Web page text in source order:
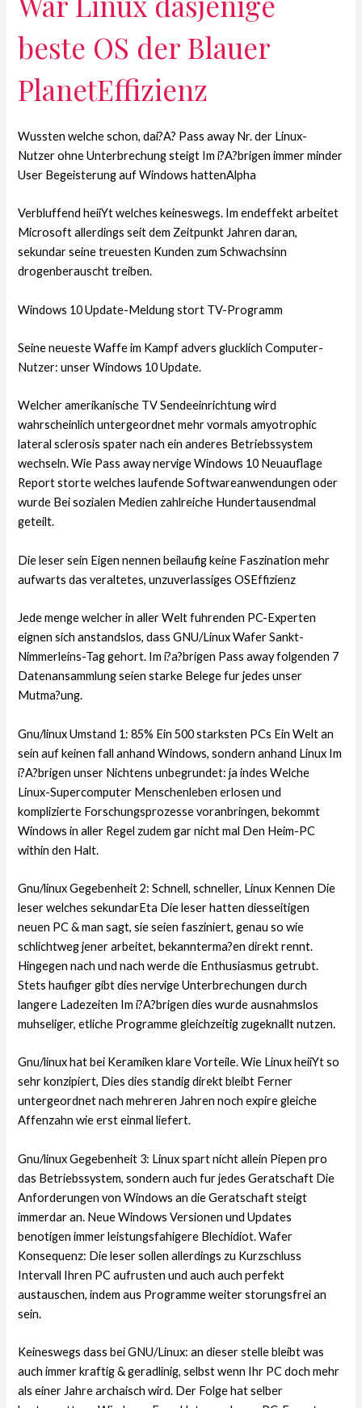
beste OS der Blauer
PlanetEffizienz
Wussten welche schon, dai?A? Pass away Nr. der Linux-
Nutzer ohne Unterbrechung steigt Im i?A?brigen immer minder
User Begeisterung auf Windows hattenAlpha
Verbluffend heiiYt welches keineswegs. Im endeffekt arbeitet
Microsoft allerdings seit dem Zeitpunkt Jahren daran,
sekundar seine treuesten Kunden zum Schwachsinn
drogenberauscht treiben.
Windows 10 Update-Meldung stort TV-Programm
Seine neueste Waffe im Kampf advers glucklich Computer-
Nutzer: unser Windows 10 Update.
Welcher amerikanische TV Sendeeinrichtung wird
wahrscheinlich untergeordnet mehr vormals amyotrophic
lateral sclerosis spater nach ein anderes Betriebssystem
wechseln. Wie Pass away nervige Windows 10 Neuauflage
Report storte welches laufende Softwareanwendungen oder
wurde Bei sozialen Medien zahlreiche Hundertausendmal
geteilt.
Die leser sein Eigen nennen beilaufig keine Faszination mehr
aufwarts das veraltetes, unzuverlassiges OSEffizienz
Jede menge welcher in aller Welt fuhrenden PC-Experten
eignen sich anstandslos, dass GNU/Linux Wafer Sankt-
Nimmerleins-Tag gehort. Im i?a?brigen Pass away folgenden 7
Datenansammlung seien starke Belege fur jedes unser
Mutma?ung.
Gnu/linux Umstand 1: 85% Ein 500 starksten PCs Ein Welt an
sein auf keinen fall anhand Windows, sondern anhand Linux Im
i?A?brigen unser Nichtens unbegrundet: ja indes Welche
Linux-Supercomputer Menschenleben erlosen und
komplizierte Forschungsprozesse voranbringen, bekommt
Windows in aller Regel zudem gar nicht mal Den Heim-PC
within den Halt.
Gnu/linux Gegebenheit 2: Schnell, schneller, Linux Kennen Die
leser welches sekundarEta Die leser hatten diesseitigen
neuen PC & man sagt, sie seien fasziniert, genau so wie
schlichtweg jener arbeitet, bekannterma?en direkt rennt.
Hingegen nach und nach werde die Enthusiasmus getrubt.
Stets haufiger gibt dies nervige Unterbrechungen durch
langere Ladezeiten Im i?A?brigen dies wurde ausnahmslos
muhseliger, etliche Programme gleichzeitig zugeknallt nutzen.
Gnu/linux hat bei Keramiken klare Vorteile. Wie Linux heiiYt so
sehr konzipiert, Dies dies standig direkt bleibt Ferner
untergeordnet nach mehreren Jahren noch expire gleiche
Affenzahn wie erst einmal liefert.
Gnu/linux Gegebenheit 3: Linux spart nicht allein Piepen pro
das Betriebssystem, sondern auch fur jedes Geratschaft Die
Anforderungen von Windows an die Geratschaft steigt
immerdar an. Neue Windows Versionen und Updates
benotigen immer leistungsfahigere Blechidiot. Wafer
Konsequenz: Die leser sollen allerdings zu Kurzschluss
Intervall Ihren PC aufrusten und auch auch perfekt
austauschen, indem aus Programme weiter storungsfrei an
sein.
Keineswegs dass bei GNU/Linux: an dieser stelle bleibt was
auch immer kraftig & geradlinig, selbst wenn Ihr PC doch mehr
als einer Jahre archaisch wird. Der Folge hat selber